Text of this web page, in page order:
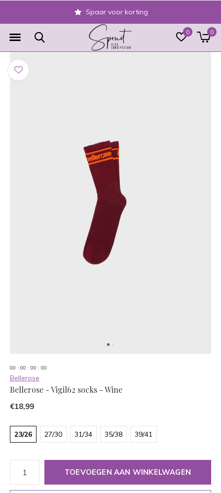
0 0
Spaar voor korting
00 : 00 : 00 : 00
Bellerose
Bellerose - Vigil62 socks - Wine
€18,99
23/26 27/30 31/34 35/38 39/41
TOEVOEGEN AAN WINKELWAGEN